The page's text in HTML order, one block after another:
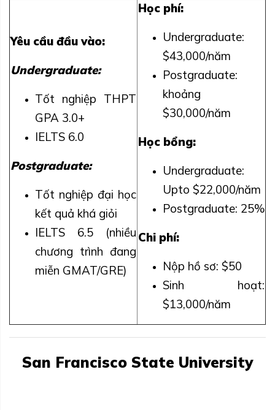
Yêu cầu đầu vào:
Undergraduate:
Tốt nghiệp THPT
GPA 3.0+
IELTS 6.0
Postgraduate:
Tốt nghiệp đại học
kết quả khá giỏi
IELTS 6.5 (nhiều
chương trình đang
miễn GMAT/GRE)
Học phí:
Undergraduate:
$43,000/năm
Postgraduate:
khoảng
$30,000/năm
Học bổng:
Undergraduate:
Upto $22,000/năm
Postgraduate: 25%
Chi phí:
Nộp hồ sơ: $50
Sinh hoạt:
$13,000/năm
San Francisco State University